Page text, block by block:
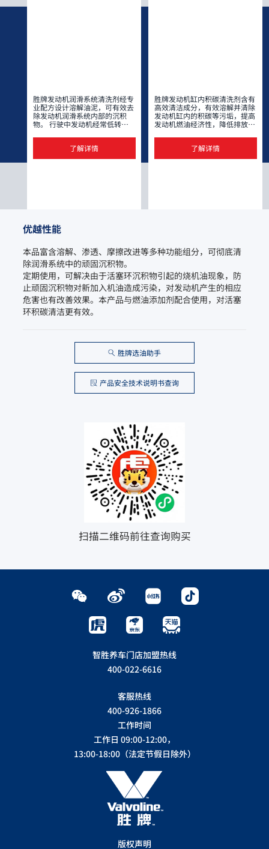
胜牌发动机润滑系统清洗剂经专
业配方设计溶解油泥，可有效去
除发动机润滑系统内部的沉积
物。 行驶中发动机经常低转速
起机油循环不畅、机油通道堵
塞、热传导效率降低、活塞环粘
滞，本品可显著改善前述不良现
符合GB38508-2020的环保技术
要求；高闪点配方，储存和运输
了解详情
胜牌发动机缸内积碳清洗剂含有
高效清洁成分，有效溶解并清除
发动机缸内的积碳等污垢，提高
发动机燃油经济性，降低排放；
动力。产品采用发泡的形式，泡
沫清洗更加全面细致。该产品属
于非危险化学品，同时符合GB
了解详情
优越性能
本品富含溶解、渗透、摩擦改进等多种功能组分，可彻底清
除润滑系统中的顽固沉积物。
定期使用，可解决由于活塞环沉积物引起的烧机油现象，防
止顽固沉积物对新加入机油造成污染，对发动机产生的相应
危害也有改善效果。本产品与燃油添加剂配合使用，对活塞
环积碳清洁更有效。
胜牌选油助手
产品安全技术说明书查询
扫描二维码前往查询购买
智胜养车门店加盟热线
400-022-6616
客服热线
400-926-1866
工作时间
工作日 09:00-12:00，
13:00-18:00（法定节假日除外）
版权声明